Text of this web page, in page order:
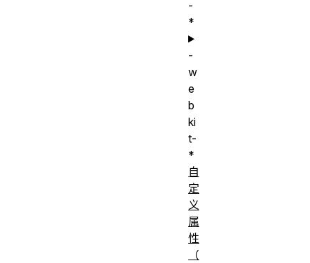
-
*
-
w
e
b
ki
t-
*
自
定
义
属
性
（